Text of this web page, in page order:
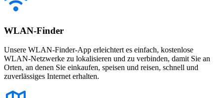
WLAN-Finder
Unsere WLAN-Finder-App erleichtert es einfach, kostenlose
WLAN-Netzwerke zu lokalisieren und zu verbinden, damit Sie an
Orten, an denen Sie einkaufen, speisen und reisen, schnell und
zuverlässiges Internet erhalten.